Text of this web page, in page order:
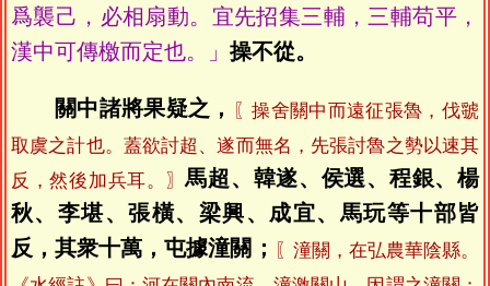
爲襲己，必相扇動。宜先招集三輔，三輔苟平，
漢中可傳檄而定也。」 操不從。
關中諸將果疑之，
〖操舍關中而遠征張魯，伐虢
取虞之計也。蓋欲討超、遂而無名，先張討魯之勢以速其
反，然後加兵耳。〗馬超、韓遂、侯選、程銀、楊
秋、李堪、張橫、梁興、成宜、馬玩等十部皆
反，其衆十萬，屯據潼關；
〖潼關，在弘農華陰縣。